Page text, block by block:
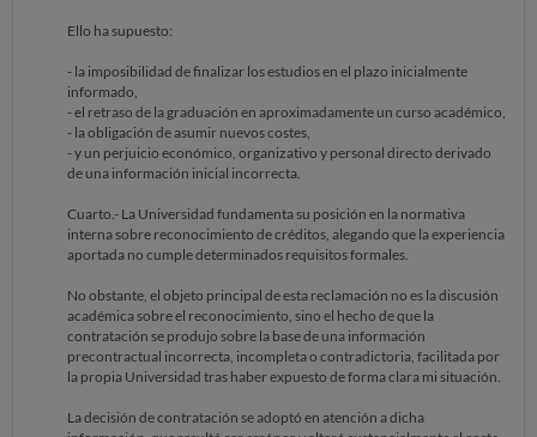
Ello ha supuesto:
- la imposibilidad de finalizar los estudios en el plazo inicialmente
informado,
- el retraso de la graduación en aproximadamente un curso académico,
- la obligación de asumir nuevos costes,
- y un perjuicio económico, organizativo y personal directo derivado
de una información inicial incorrecta.
Cuarto.- La Universidad fundamenta su posición en la normativa
interna sobre reconocimiento de créditos, alegando que la experiencia
aportada no cumple determinados requisitos formales.
No obstante, el objeto principal de esta reclamación no es la discusión
académica sobre el reconocimiento, sino el hecho de que la
contratación se produjo sobre la base de una información
precontractual incorrecta, incompleta o contradictoria, facilitada por
la propia Universidad tras haber expuesto de forma clara mi situación.
La decisión de contratación se adoptó en atención a dicha